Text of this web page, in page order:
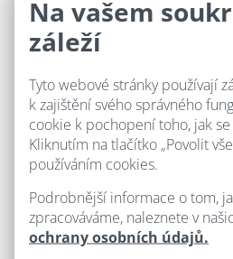
Na vašem
záleží
Tyto webové stránky používají
k zajištění svého správného
cookie k pochopení toho, jak
Kliknutím na tlačítko „Povolit
používáním cookies.
Podrobnější informace o tom,
zpracováváme, naleznete v
ochrany osobních údajů.
Jsme butikový vinařský
centru Slavonic.
styl a výbavu, ovšem
komfortní. Dýchne na Vás
hřejivé přírodní dřevo, ale i
najít v našich pokojích. Jste-li
si svůj pokoj vybrat i podle
U Růže disponuje 16
s celkovou kapacitou 34
možností dalších 7
hlavní budově a 4 nové